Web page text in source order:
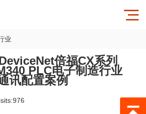
业
倍福CX系列
PLC电子制造行业
讯配置案例
976